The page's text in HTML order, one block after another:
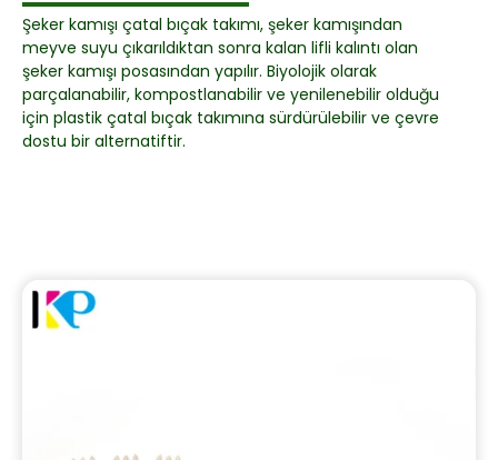
Şeker kamışı çatal bıçak takımı, şeker kamışından
meyve suyu çıkarıldıktan sonra kalan lifli kalıntı olan
şeker kamışı posasından yapılır. Biyolojik olarak
parçalanabilir, kompostlanabilir ve yenilenebilir olduğu
için plastik çatal bıçak takımına sürdürülebilir ve çevre
dostu bir alternatiftir.